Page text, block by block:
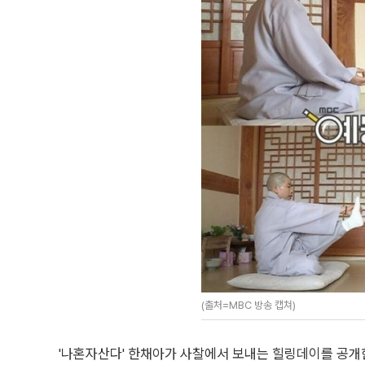
(출처=MBC 방송 캡쳐)
'나혼자산다' 한채아가 사찰에서 보내는 힐링데이를 공개